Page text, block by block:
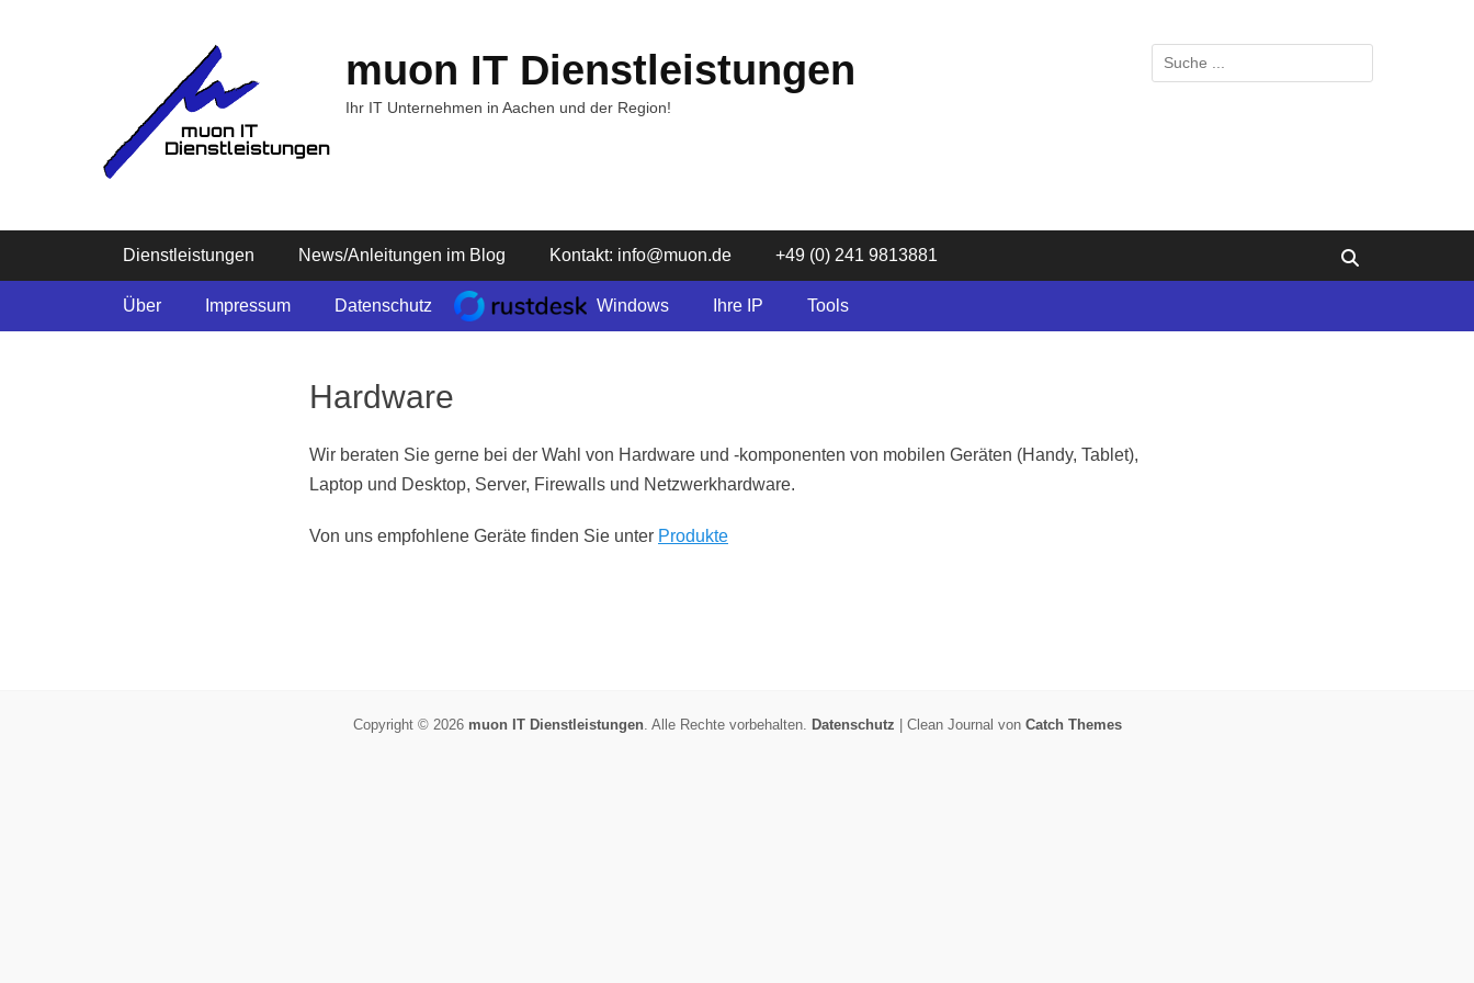
muon IT Dienstleistungen
Ihr IT Unternehmen in Aachen und der Region!
Suchen
nach:
Primäres Menü
Dienstleistungen News/Anleitungen im Blog Kontakt: info@muon.de +49 (0) 241 9813881
Sekundäres Menü
Über Impressum Datenschutz Windows Ihre IP Tools
Hardware
Wir beraten Sie gerne bei der Wahl von Hardware und -komponenten von mobilen Geräten (Handy, Tablet),
Laptop und Desktop, Server, Firewalls und Netzwerkhardware.
Von uns empfohlene Geräte finden Sie unter Produkte
Copyright © 2026 muon IT Dienstleistungen. Alle Rechte vorbehalten. Datenschutz | Clean Journal von Catch Themes